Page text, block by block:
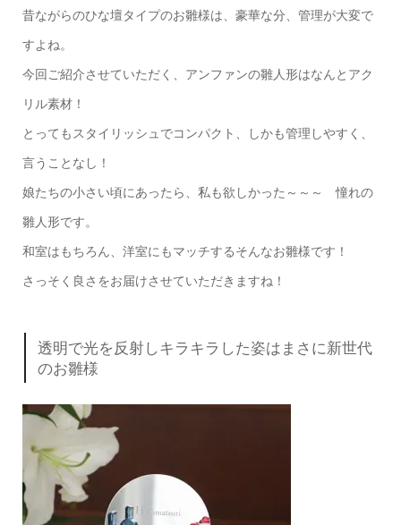
昔ながらのひな壇タイプのお雛様は、豪華な分、管理が大変で
すよね。
今回ご紹介させていただく、アンファンの雛人形はなんとアク
リル素材！
とってもスタイリッシュでコンパクト、しかも管理しやすく、
言うことなし！
娘たちの小さい頃にあったら、私も欲しかった～～～ 憧れの
雛人形です。
和室はもちろん、洋室にもマッチするそんなお雛様です！
さっそく良さをお届けさせていただきますね！
透明で光を反射しキラキラした姿はまさに新世代
のお雛様